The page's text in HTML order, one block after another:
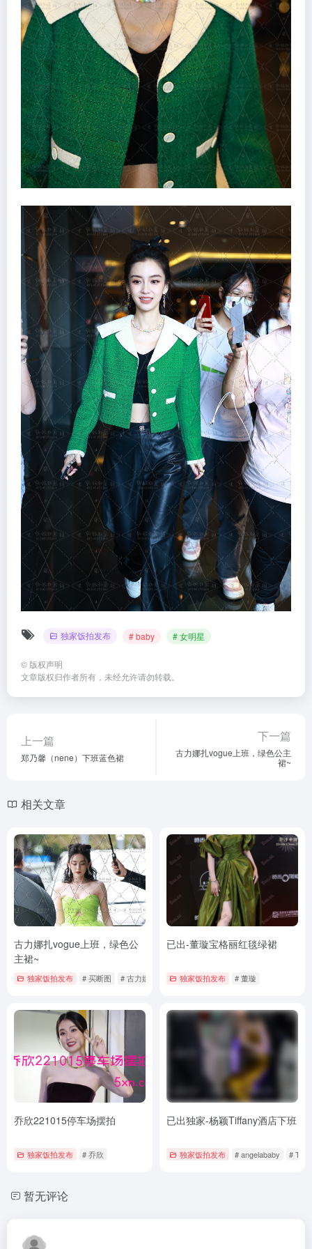
独家饭拍发布 # baby # 女明星
© 版权声明
文章版权归作者所有，未经允许请勿转载。
上一篇
郑乃馨（nene）下班蓝色裙
下一篇
古力娜扎vogue上班，绿色公主
裙~
相关文章
古力娜扎vogue上班，绿色公
主裙~
独家饭拍发布 # 买断图 # 古力娜扎
已出-董璇宝格丽红毯绿裙
独家饭拍发布 # 董璇
乔欣221015停车场摆拍
独家饭拍发布 # 乔欣
已出独家-杨颖Tiffany酒店下班
独家饭拍发布 # angelababy #
暂无评论